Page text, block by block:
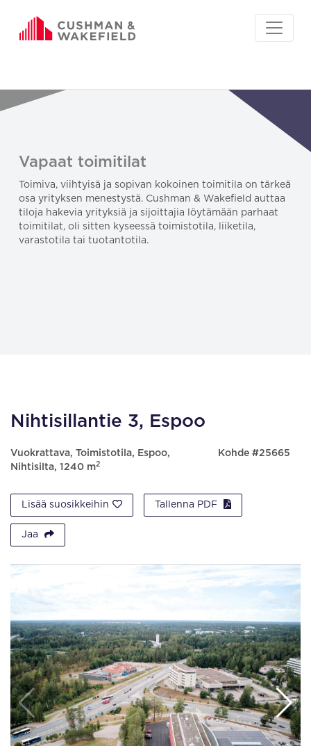
Vapaat toimitilat
Toimiva, viihtyisä ja sopivan kokoinen toimitila on tärkeä
osa yrityksen menestystä. Cushman & Wakefield auttaa
tiloja hakevia yrityksiä ja sijoittajia löytämään parhaat
toimitilat, oli sitten kyseessä toimistotila, liiketila,
varastotila tai tuotantotila.
Nihtisillantie 3, Espoo
Vuokrattava, Toimistotila, Espoo,
Nihtisilta, 1240 m2
Kohde #25665
Lisää suosikkeihin Tallenna PDF
Jaa